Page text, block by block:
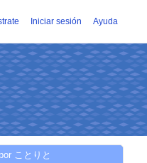
Iniciar sesión Ayuda
ことりと